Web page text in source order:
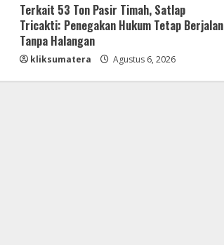
Terkait 53 Ton Pasir Timah, Satlap
Tricakti: Penegakan Hukum Tetap Berjalan
Tanpa Halangan
kliksumatera Agustus 6, 2026